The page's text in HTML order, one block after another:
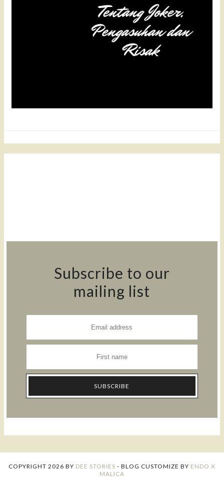
Subscribe to our
mailing list
COPYRIGHT 2026 BY DEE STORIES - BLOG CUSTOMIZE BY ENDO X
MALICA